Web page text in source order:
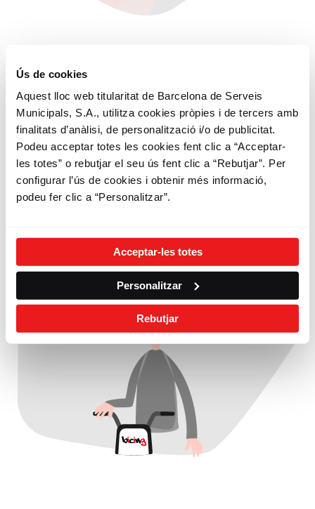
Ús de cookies
Aquest lloc web titularitat de Barcelona de Serveis
Municipals, S.A., utilitza cookies pròpies i de tercers amb
finalitats d’anàlisi, de personalització i/o de publicitat.
Podeu acceptar totes les cookies fent clic a “Acceptar-
les totes” o rebutjar el seu ús fent clic a “Rebutjar”. Per
configurar l’ús de cookies i obtenir més informació,
podeu fer clic a “Personalitzar”.
Acceptar-les totes
Personalitzar
Rebutjar
3
Fes Bicing
Sigues sostenible
Gaudeix dels teus desplaçaments
Circula amb respecte i civisme
Barcelona